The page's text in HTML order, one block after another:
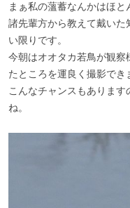
まぁ私の薀蓄なんかはほ
諸先輩方から教えて戴いた
い限りです。
今朝はオオタカ若鳥が観察
たところを運良く撮影でき
こんなチャンスもありま
ね。